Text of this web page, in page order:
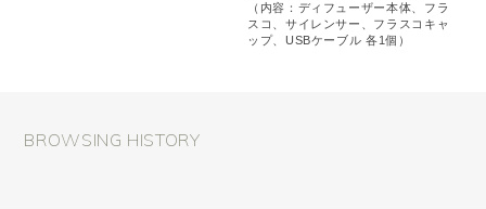
（内容：ディフューザー本体、フラ
スコ、サイレンサー、フラスコキャ
ップ、USBケーブル 各1個）
BROWSING HISTORY